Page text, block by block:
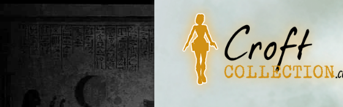
Figurines Lara Croft et